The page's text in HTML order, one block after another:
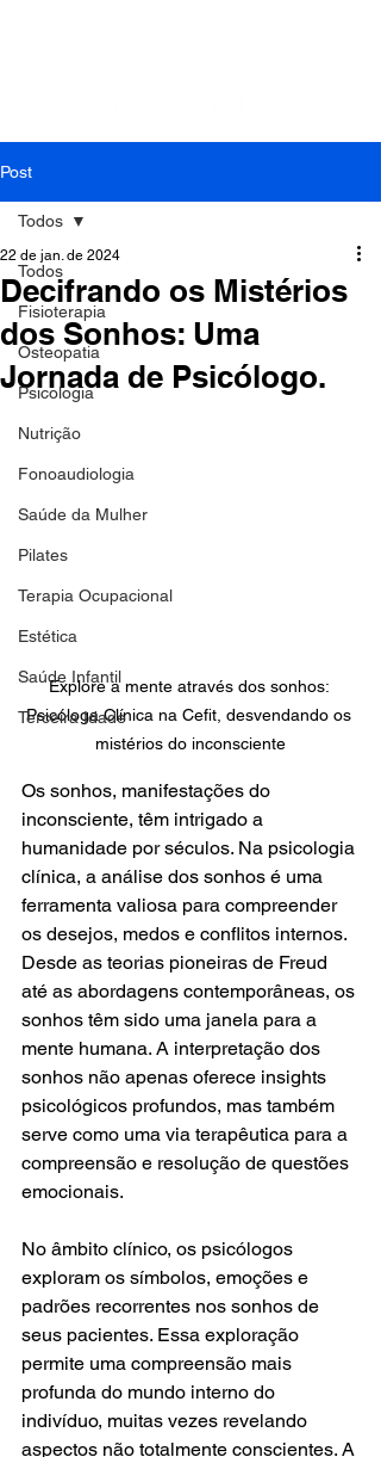
Post
Todos
Fisioterapia
Osteopatia
Psicologia
Nutrição
Fonoaudiologia
Saúde da Mulher
Pilates
Terapia Ocupacional
Estética
Saúde Infantil
Terceira Idade
Todos
Decifrando os Mistérios
dos Sonhos: Uma
Jornada de Psicólogo.
22 de jan. de 2024
Explore a mente através dos sonhos:
Psicóloga Clínica na Cefit, desvendando os
mistérios do inconsciente
Os sonhos, manifestações do
inconsciente, têm intrigado a
humanidade por séculos. Na psicologia
clínica, a análise dos sonhos é uma
ferramenta valiosa para compreender
os desejos, medos e conflitos internos.
Desde as teorias pioneiras de Freud
até as abordagens contemporâneas, os
sonhos têm sido uma janela para a
mente humana. A interpretação dos
sonhos não apenas oferece insights
psicológicos profundos, mas também
serve como uma via terapêutica para a
compreensão e resolução de questões
emocionais.
No âmbito clínico, os psicólogos
exploram os símbolos, emoções e
padrões recorrentes nos sonhos de
seus pacientes. Essa exploração
permite uma compreensão mais
profunda do mundo interno do
indivíduo, muitas vezes revelando
aspectos não totalmente conscientes. A